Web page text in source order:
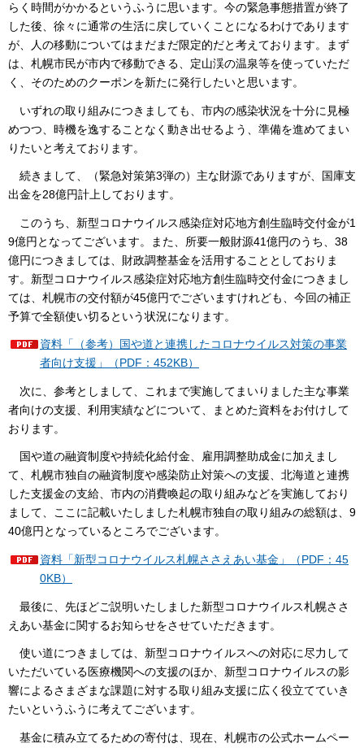
らく時間がかかるというふうに思います。今の緊急事態措置が終了
した後、徐々に通常の生活に戻していくことになるわけであります
が、人の移動についてはまだまだ限定的だと考えております。まず
は、札幌市民が市内で移動できる、定山渓の温泉等を使っていただ
く、そのためのクーポンを新たに発行したいと思います。
いずれの取り組みにつきましても、市内の感染状況を十分に見極
めつつ、時機を逸することなく動き出せるよう、準備を進めてまい
りたいと考えております。
続きまして、（緊急対策第3弾の）主な財源でありますが、国庫支
出金を28億円計上しております。
このうち、新型コロナウイルス感染症対応地方創生臨時交付金が1
9億円となってございます。また、所要一般財源41億円のうち、38
億円につきましては、財政調整基金を活用することとしておりま
す。新型コロナウイルス感染症対応地方創生臨時交付金につきまし
ては、札幌市の交付額が45億円でございますけれども、今回の補正
予算で全額使い切るという状況になります。
資料「（参考）国や道と連携したコロナウイルス対策の事業
者向け支援」（PDF：452KB）
次に、参考としまして、これまで実施してまいりました主な事業
者向けの支援、利用実績などについて、まとめた資料をお付けして
おります。
国や道の融資制度や持続化給付金、雇用調整助成金に加えまし
て、札幌市独自の融資制度や感染防止対策への支援、北海道と連携
した支援金の支給、市内の消費喚起の取り組みなどを実施しており
まして、ここに記載いたしました札幌市独自の取り組みの総額は、9
40億円となっているところでございます。
資料「新型コロナウイルス札幌ささえあい基金」（PDF：45
0KB）
最後に、先ほどご説明いたしました新型コロナウイルス札幌ささ
えあい基金に関するお知らせをさせていただきます。
使い道につきましては、新型コロナウイルスへの対応に尽力して
いただいている医療機関への支援のほか、新型コロナウイルスの影
響によるさまざまな課題に対する取り組み支援に広く役立てていき
たいというふうに考えてございます。
基金に積み立てるための寄付は、現在、札幌市の公式ホームペー